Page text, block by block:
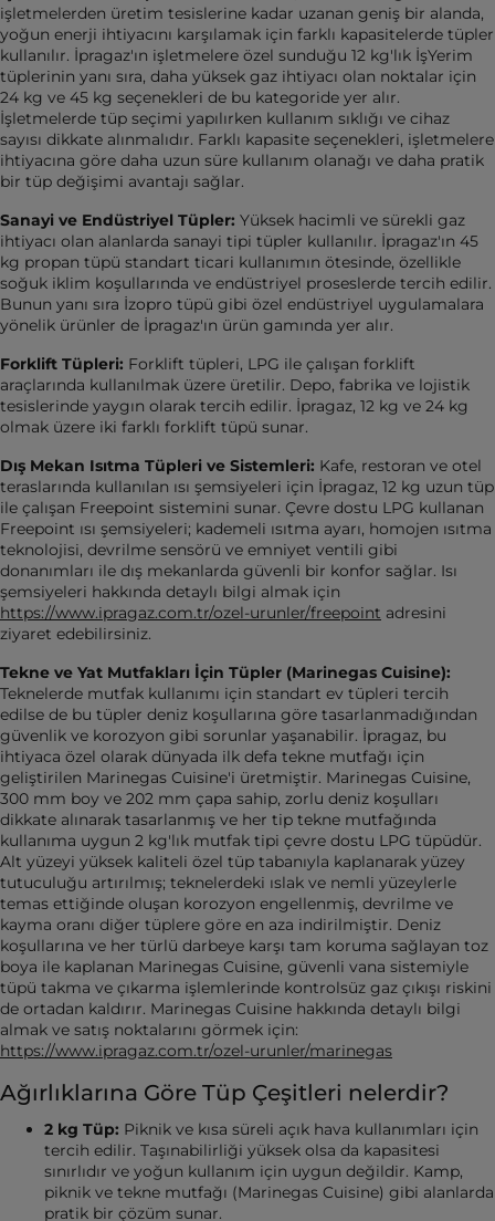
işletmelerden üretim tesislerine kadar uzanan geniş bir alanda,
yoğun enerji ihtiyacını karşılamak için farklı kapasitelerde tüpler
kullanılır. İpragaz'ın işletmelere özel sunduğu 12 kg'lık İşYerim
tüplerinin yanı sıra, daha yüksek gaz ihtiyacı olan noktalar için
24 kg ve 45 kg seçenekleri de bu kategoride yer alır.
İşletmelerde tüp seçimi yapılırken kullanım sıklığı ve cihaz
sayısı dikkate alınmalıdır. Farklı kapasite seçenekleri, işletmelere
ihtiyacına göre daha uzun süre kullanım olanağı ve daha pratik
bir tüp değişimi avantajı sağlar.
Sanayi ve Endüstriyel Tüpler: Yüksek hacimli ve sürekli gaz
ihtiyacı olan alanlarda sanayi tipi tüpler kullanılır. İpragaz'ın 45
kg propan tüpü standart ticari kullanımın ötesinde, özellikle
soğuk iklim koşullarında ve endüstriyel proseslerde tercih edilir.
Bunun yanı sıra İzopro tüpü gibi özel endüstriyel uygulamalara
yönelik ürünler de İpragaz'ın ürün gamında yer alır.
Forklift Tüpleri: Forklift tüpleri, LPG ile çalışan forklift
araçlarında kullanılmak üzere üretilir. Depo, fabrika ve lojistik
tesislerinde yaygın olarak tercih edilir. İpragaz, 12 kg ve 24 kg
olmak üzere iki farklı forklift tüpü sunar.
Dış Mekan Isıtma Tüpleri ve Sistemleri: Kafe, restoran ve otel
teraslarında kullanılan ısı şemsiyeleri için İpragaz, 12 kg uzun tüp
ile çalışan Freepoint sistemini sunar. Çevre dostu LPG kullanan
Freepoint ısı şemsiyeleri; kademeli ısıtma ayarı, homojen ısıtma
teknolojisi, devrilme sensörü ve emniyet ventili gibi
donanımları ile dış mekanlarda güvenli bir konfor sağlar. Isı
şemsiyeleri hakkında detaylı bilgi almak için
https://www.ipragaz.com.tr/ozel-urunler/freepoint adresini
ziyaret edebilirsiniz.
Tekne ve Yat Mutfakları İçin Tüpler (Marinegas Cuisine):
Teknelerde mutfak kullanımı için standart ev tüpleri tercih
edilse de bu tüpler deniz koşullarına göre tasarlanmadığından
güvenlik ve korozyon gibi sorunlar yaşanabilir. İpragaz, bu
ihtiyaca özel olarak dünyada ilk defa tekne mutfağı için
geliştirilen Marinegas Cuisine'i üretmiştir. Marinegas Cuisine,
300 mm boy ve 202 mm çapa sahip, zorlu deniz koşulları
dikkate alınarak tasarlanmış ve her tip tekne mutfağında
kullanıma uygun 2 kg'lık mutfak tipi çevre dostu LPG tüpüdür.
Alt yüzeyi yüksek kaliteli özel tüp tabanıyla kaplanarak yüzey
tutuculuğu artırılmış; teknelerdeki ıslak ve nemli yüzeylerle
temas ettiğinde oluşan korozyon engellenmiş, devrilme ve
kayma oranı diğer tüplere göre en aza indirilmiştir. Deniz
koşullarına ve her türlü darbeye karşı tam koruma sağlayan toz
boya ile kaplanan Marinegas Cuisine, güvenli vana sistemiyle
tüpü takma ve çıkarma işlemlerinde kontrolsüz gaz çıkışı riskini
de ortadan kaldırır. Marinegas Cuisine hakkında detaylı bilgi
almak ve satış noktalarını görmek için:
https://www.ipragaz.com.tr/ozel-urunler/marinegas
Ağırlıklarına Göre Tüp Çeşitleri nelerdir?
2 kg Tüp: Piknik ve kısa süreli açık hava kullanımları için
tercih edilir. Taşınabilirliği yüksek olsa da kapasitesi
sınırlıdır ve yoğun kullanım için uygun değildir. Kamp,
piknik ve tekne mutfağı (Marinegas Cuisine) gibi alanlarda
pratik bir çözüm sunar.